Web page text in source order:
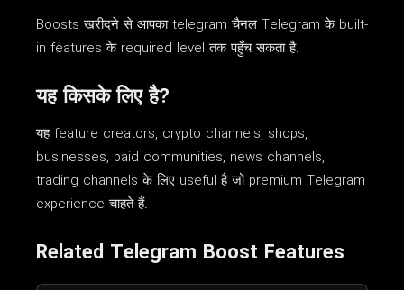
Boosts खरीदने से आपका telegram चैनल Telegram के built-
in features के required level तक पहुँच सकता है.
यह किसके लिए है?
यह feature creators, crypto channels, shops,
businesses, paid communities, news channels,
trading channels के लिए useful है जो premium Telegram
experience चाहते हैं.
Related Telegram Boost Features